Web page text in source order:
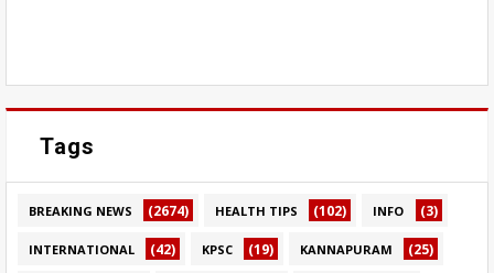
Tags
BREAKING NEWS (2674) HEALTH TIPS (102) INFO (3)
INTERNATIONAL (42) KPSC (19) KANNAPURAM (25)